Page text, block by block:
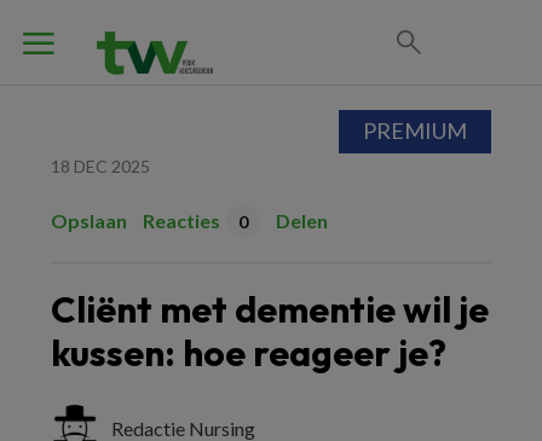
18 DEC 2025
Opslaan Reacties 0 Delen
Cliënt met dementie wil je
kussen: hoe reageer je?
Redactie Nursing
PREMIUM